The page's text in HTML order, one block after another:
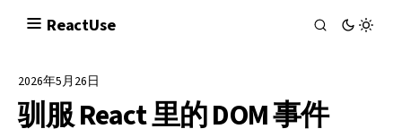
ReactUse
2026年5月26日
驯服 React 里的 DOM 事件